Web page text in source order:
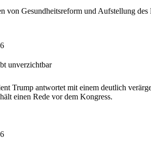
von Gesundheitsreform und Aufstellung
unverzichtbar
Trump antwortet mit einem deutlich
einen Rede vor dem Kongress.